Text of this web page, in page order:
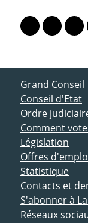
Lien vers le
Lien
ACCÈS
Grand Conseil
Conseil d'Etat
Ordre
Comment
Législation
Offres
Statistique
Contacts et
S'abonner à
Réseaux